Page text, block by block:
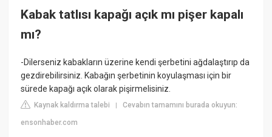
Kabak tatlısı kapağı açık mı pişer kapalı
mı?
-Dilerseniz kabakların üzerine kendi şerbetini ağdalaştırıp da
gezdirebilirsiniz. Kabağın şerbetinin koyulaşması için bir
sürede kapağı açık olarak pişirmelisiniz.
Kaynak kaldırma talebi |Cevabın tamamını burada okuyun:
ensonhaber.com